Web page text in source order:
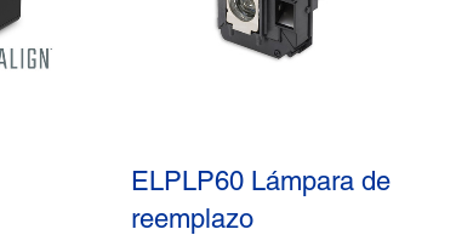
ELPLP60 Lámpara de
reemplazo